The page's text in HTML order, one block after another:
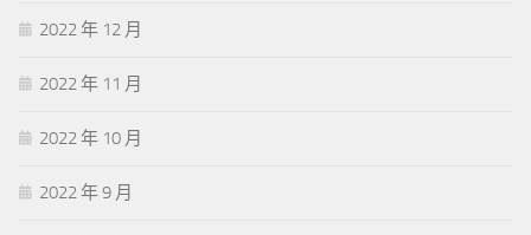
2022 年 12 月
2022 年 11 月
2022 年 10 月
2022 年 9 月